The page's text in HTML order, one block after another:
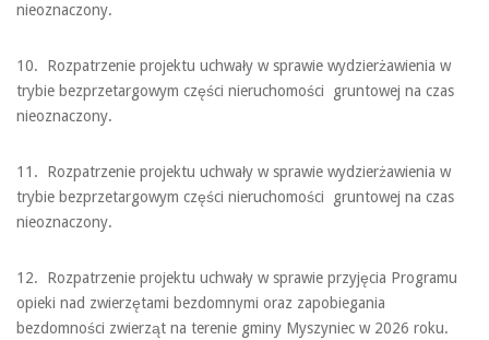
nieoznaczony.
10. Rozpatrzenie projektu uchwały w sprawie wydzierżawienia w
trybie bezprzetargowym części nieruchomości gruntowej na czas
nieoznaczony.
11. Rozpatrzenie projektu uchwały w sprawie wydzierżawienia w
trybie bezprzetargowym części nieruchomości gruntowej na czas
nieoznaczony.
12. Rozpatrzenie projektu uchwały w sprawie przyjęcia Programu
opieki nad zwierzętami bezdomnymi oraz zapobiegania
bezdomności zwierząt na terenie gminy Myszyniec w 2026 roku.